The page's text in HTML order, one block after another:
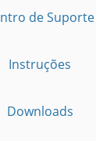
de Suporte
Instruções
Downloads